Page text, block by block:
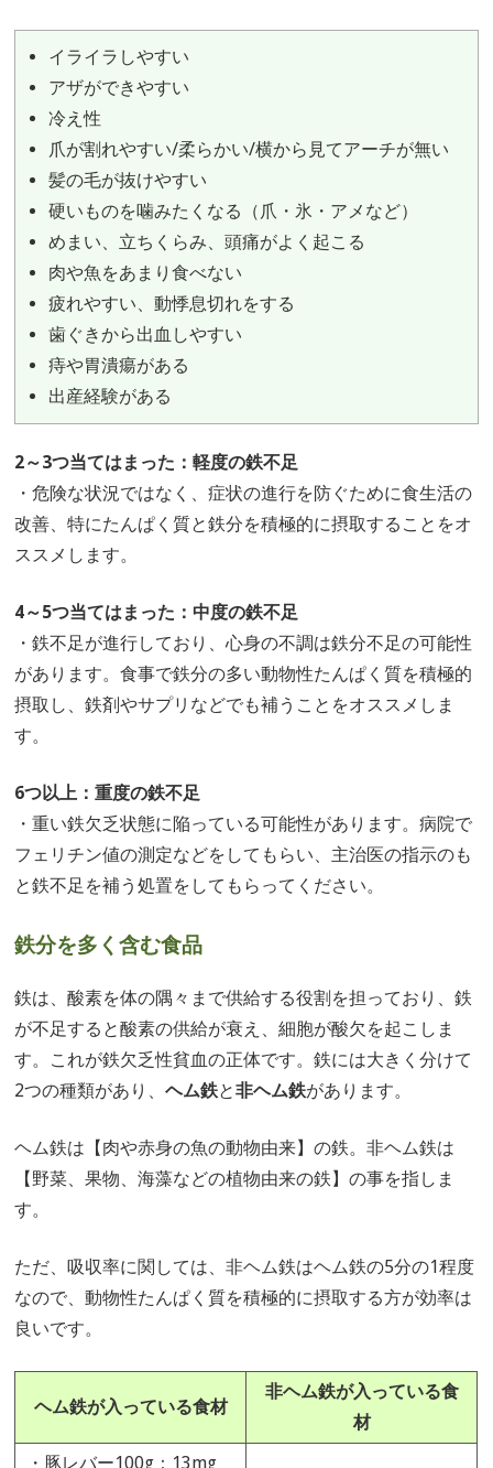
イライラしやすい
アザができやすい
冷え性
爪が割れやすい/柔らかい/横から見てアーチが無い
髪の毛が抜けやすい
硬いものを噛みたくなる（爪・氷・アメなど）
めまい、立ちくらみ、頭痛がよく起こる
肉や魚をあまり食べない
疲れやすい、動悸息切れをする
歯ぐきから出血しやすい
痔や胃潰瘍がある
出産経験がある
2～3つ当てはまった：軽度の鉄不足
・危険な状況ではなく、症状の進行を防ぐために食生活の
改善、特にたんぱく質と鉄分を積極的に摂取することをオ
ススメします。
4～5つ当てはまった：中度の鉄不足
・鉄不足が進行しており、心身の不調は鉄分不足の可能性
があります。食事で鉄分の多い動物性たんぱく質を積極的
摂取し、鉄剤やサプリなどでも補うことをオススメしま
す。
6つ以上：重度の鉄不足
・重い鉄欠乏状態に陥っている可能性があります。病院で
フェリチン値の測定などをしてもらい、主治医の指示のも
と鉄不足を補う処置をしてもらってください。
鉄分を多く含む食品
鉄は、酸素を体の隅々まで供給する役割を担っており、鉄
が不足すると酸素の供給が衰え、細胞が酸欠を起こしま
す。これが鉄欠乏性貧血の正体です。鉄には大きく分けて
2つの種類があり、ヘム鉄と非ヘム鉄があります。
ヘム鉄は【肉や赤身の魚の動物由来】の鉄。非ヘム鉄は
【野菜、果物、海藻などの植物由来の鉄】の事を指しま
す。
ただ、吸収率に関しては、非ヘム鉄はヘム鉄の5分の1程度
なので、動物性たんぱく質を積極的に摂取する方が効率は
良いです。
ヘム鉄が入っている食材
非ヘム鉄が入っている食
材
・豚レバー100g：13mg